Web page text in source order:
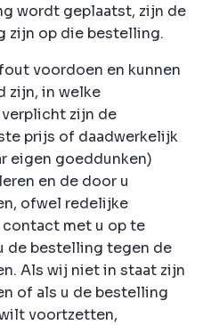
wordt geplaatst, zijn de
zijn op die bestelling.
voordoen en kunnen
zijn, in welke
zijn de
prijs of daadwerkelijk
eigen goeddunken)
en de door u
ofwel redelijke
met u op te
de bestelling tegen de
Als wij niet in staat zijn
of als u de bestelling
voortzetten,